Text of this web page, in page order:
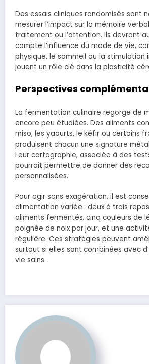
Des essais cliniques randomisés sont
mesurer l’impact sur la mémoire
traitement ou l’attention. Ils devront
compte l’influence du mode de vie,
physique, le sommeil ou la stimulation
jouent un rôle clé dans la plasticité
Perspectives
La fermentation culinaire regorge de
encore peu étudiées. Des aliments
miso, les yaourts, le kéfir ou certains
produisent chacun une signature
Leur cartographie, associée à des
pourrait permettre de donner des
personnalisées.
Pour agir sans exagération, il est
alimentation variée : deux à trois
aliments fermentés, cinq couleurs de
poignée de noix par jour, et une
régulière. Ces stratégies peuvent
surtout si elles sont combinées avec
vie sains.